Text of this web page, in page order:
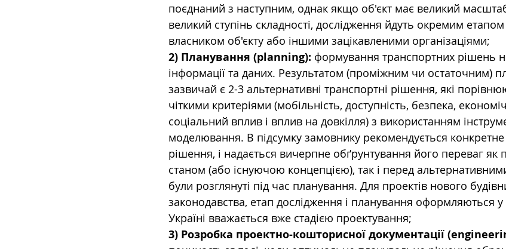
поєднаний з наступним, однак якщо об'єкт має великий
великий ступінь складності, дослідження йдуть окремим
власником об'єкту або іншими зацікавленими організаціями;
2) Планування (planning): формування транспортних рішень
інформації та даних. Результатом (проміжним чи остаточним)
зазвичай є 2-3 альтернативні транспортні рішення, які
чіткими критеріями (мобільність, доступність, безпека,
соціальний вплив і вплив на довкілля) з використанням
моделювання. В підсумку замовнику рекомендується
рішення, і надається вичерпне обґрунтування його переваг як
станом (або існуючою концепцією), так і перед
були розглянуті під час планування. Для проектів нового
законодавства, етап дослідження і планування оформляються
Україні вважається вже стадією проектування;
3) Розробка проектно-кошторисної документації